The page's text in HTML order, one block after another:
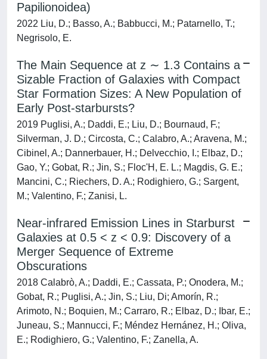
Papilionoidea)
2022 Liu, D.; Basso, A.; Babbucci, M.; Patarnello, T.;
Negrisolo, E.
The Main Sequence at z ∼ 1.3 Contains a
Sizable Fraction of Galaxies with Compact
Star Formation Sizes: A New Population of
Early Post-starbursts?
2019 Puglisi, A.; Daddi, E.; Liu, D.; Bournaud, F.;
Silverman, J. D.; Circosta, C.; Calabro, A.; Aravena, M.;
Cibinel, A.; Dannerbauer, H.; Delvecchio, I.; Elbaz, D.;
Gao, Y.; Gobat, R.; Jin, S.; Floc'H, E. L.; Magdis, G. E.;
Mancini, C.; Riechers, D. A.; Rodighiero, G.; Sargent,
M.; Valentino, F.; Zanisi, L.
Near-infrared Emission Lines in Starburst
Galaxies at 0.5 < z < 0.9: Discovery of a
Merger Sequence of Extreme
Obscurations
2018 Calabrò, A.; Daddi, E.; Cassata, P.; Onodera, M.;
Gobat, R.; Puglisi, A.; Jin, S.; Liu, Di; Amorín, R.;
Arimoto, N.; Boquien, M.; Carraro, R.; Elbaz, D.; Ibar, E.;
Juneau, S.; Mannucci, F.; Méndez Hernánez, H.; Oliva,
E.; Rodighiero, G.; Valentino, F.; Zanella, A.